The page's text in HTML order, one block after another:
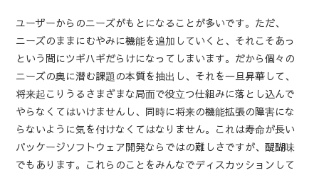
ユーザーからのニーズがもとになることが多いです。ただ、
ニーズのままにむやみに機能を追加していくと、それこそあっ
という間にツギハギだらけになってしまいます。だから個々の
ニーズの奥に潜む課題の本質を抽出し、それを一旦昇華して、
将来起こりうるさまざまな局面で役立つ仕組みに落とし込んで
やらなくてはいけませんし、同時に将来の機能拡張の障害にな
らないように気を付けなくてはなりません。これは寿命が長い
パッケージソフトウェア開発ならではの難しさですが、醍醐味
でもあります。これらのことをみんなでディスカッションして